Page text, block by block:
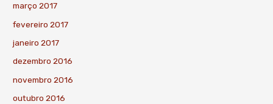
março 2017
fevereiro 2017
janeiro 2017
dezembro 2016
novembro 2016
outubro 2016